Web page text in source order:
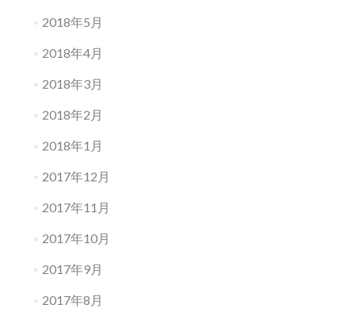
2018年5月
2018年4月
2018年3月
2018年2月
2018年1月
2017年12月
2017年11月
2017年10月
2017年9月
2017年8月